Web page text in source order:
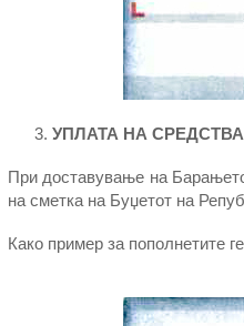
УПЛАТА НА
При доставување на
на сметка на Буџетот на
Како пример за пополнетите